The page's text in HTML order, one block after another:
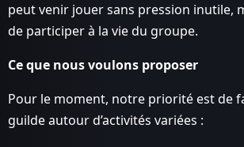
peut venir jouer sans pression inutile,
de participer à la vie du groupe.
Ce que nous voulons proposer
Pour le moment, notre priorité est de
guilde autour d’activités variées :